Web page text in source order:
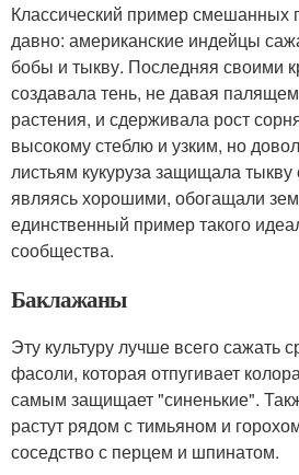
Классический пример смешанных
давно: американские индейцы
бобы и тыкву. Последняя своими
создавала тень, не давая
растения, и сдерживала рост
высокому стеблю и узким, но
листьям кукуруза защищала
являясь хорошими, обогащали
единственный пример такого
сообщества.
Баклажаны
Эту культуру лучше всего сажать
фасоли, которая отпугивает
самым защищает "синенькие".
растут рядом с тимьяном и
соседство с перцем и шпинатом.